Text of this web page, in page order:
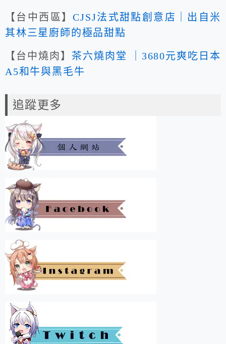
【台中西區】CJSJ法式甜點創意店｜出自米
其林三星廚師的極品甜點
【台中燒肉】 茶六燒肉堂 ｜3680元爽吃日本
A5和牛與黑毛牛
追蹤更多